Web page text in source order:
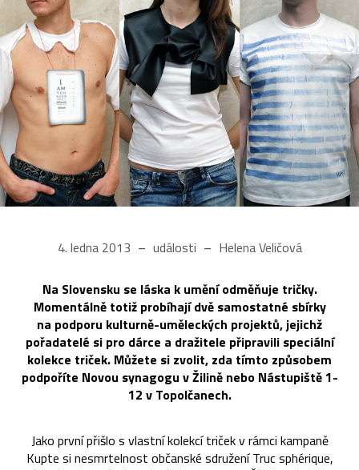
4. ledna 2013 události Helena Veličová
Na Slovensku se láska k umění odměňuje tričky.
Momentálně totiž probíhají dvě samostatné sbírky
na podporu kulturně-uměleckých projektů, jejichž
pořadatelé si pro dárce a dražitele připravili speciální
kolekce triček. Můžete si zvolit, zda tímto způsobem
podpoříte Novou synagogu v Žilině nebo Nástupiště 1-
12 v Topolčanech.
Jako první přišlo s vlastní kolekcí triček v rámci kampaně
Kupte si nesmrtelnost občanské sdružení Truc sphérique,